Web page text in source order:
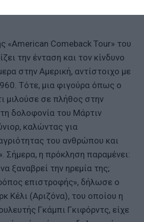
«American Comeback Tour» του
την ένταση και τον κίνδυνο
στην Αμερική, αντίστοιχο με
Τότε, μια φιγούρα όπως ο
μιλούσε σε πλήθος στην
δολοφονία του Μάρτιν
καλώντας για
του ανθρώπου και
Σήμερα, η πρόκληση παραμένει:
ξαναβρεί την ηρεμία της;
επιστροφής», δήλωσε ο
Κέλι (Αριζόνα), του οποίου η
Γκάμπι Γκιφόρντς, είχε